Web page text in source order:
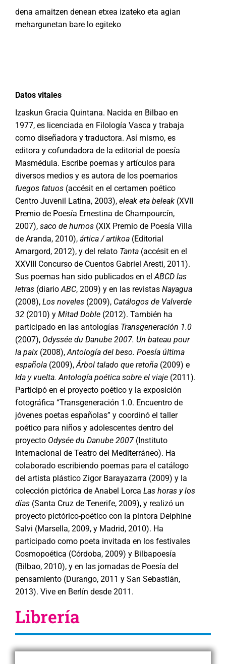
dena amaitzen denean etxea izateko eta agian
mehargunetan bare lo egiteko
Datos vitales
Izaskun Gracia Quintana. Nacida en Bilbao en
1977, es licenciada en Filología Vasca y trabaja
como diseñadora y traductora. Así mismo, es
editora y cofundadora de la editorial de poesía
Masmédula. Escribe poemas y artículos para
diversos medios y es autora de los poemarios
fuegos fatuos (accésit en el certamen poético
Centro Juvenil Latina, 2003), eleak eta beleak (XVII
Premio de Poesía Ernestina de Champourcín,
2007), saco de humos (XIX Premio de Poesía Villa
de Aranda, 2010), ártica / artikoa (Editorial
Amargord, 2012), y del relato Tanta (accésit en el
XXVIII Concurso de Cuentos Gabriel Aresti, 2011).
Sus poemas han sido publicados en elABCD las
letras (diarioABC, 2009) y en las revistas Nayagua
(2008), Los noveles (2009), Catálogos de Valverde
32 (2010) y Mitad Doble (2012). También ha
participado en las antologías Transgeneración 1.0
(2007), Odyssée du Danube 2007. Un bateau pour
la paix (2008),Antología del beso. Poesía última
española (2009),Árbol talado que retoña (2009) e
Ida y vuelta. Antología poética sobre el viaje (2011).
Participó en el proyecto poético y la exposición
fotográfica “Transgeneración 1.0. Encuentro de
jóvenes poetas españolas” y coordinó el taller
poético para niños y adolescentes dentro del
proyecto Odysée du Danube 2007 (Instituto
Internacional de Teatro del Mediterráneo). Ha
colaborado escribiendo poemas para el catálogo
del artista plástico Zigor Barayazarra (2009) y la
colección pictórica de Anabel Lorca Las horas y los
días (Santa Cruz de Tenerife, 2009), y realizó un
proyecto pictórico-poético con la pintora Delphine
Salvi (Marsella, 2009, y Madrid, 2010). Ha
participado como poeta invitada en los festivales
Cosmopoética (Córdoba, 2009) y Bilbapoesía
(Bilbao, 2010), y en las jornadas de Poesía del
pensamiento (Durango, 2011 y San Sebastián,
2013). Vive en Berlín desde 2011.
Librería